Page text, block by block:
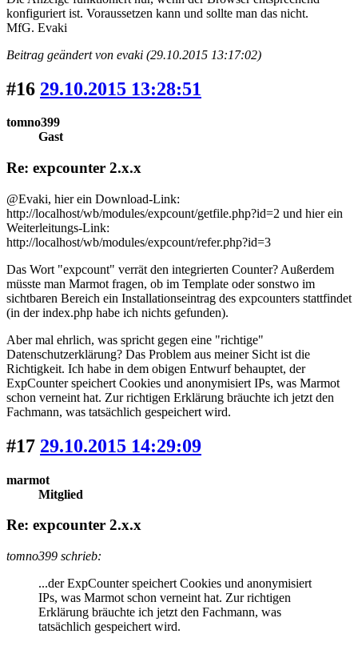
konfiguriert ist. Voraussetzen kann und sollte man das nicht.
MfG. Evaki
Beitrag geändert von evaki (29.10.2015 13:17:02)
#16 29.10.2015 13:28:51
tomno399
Gast
Re: expcounter 2.x.x
@Evaki, hier ein Download-Link:
http://localhost/wb/modules/expcount/getfile.php?id=2 und hier ein
Weiterleitungs-Link:
http://localhost/wb/modules/expcount/refer.php?id=3
Das Wort "expcount" verrät den integrierten Counter? Außerdem
müsste man Marmot fragen, ob im Template oder sonstwo im
sichtbaren Bereich ein Installationseintrag des expcounters stattfindet
(in der index.php habe ich nichts gefunden).
Aber mal ehrlich, was spricht gegen eine "richtige"
Datenschutzerklärung? Das Problem aus meiner Sicht ist die
Richtigkeit. Ich habe in dem obigen Entwurf behauptet, der
ExpCounter speichert Cookies und anonymisiert IPs, was Marmot
schon verneint hat. Zur richtigen Erklärung bräuchte ich jetzt den
Fachmann, was tatsächlich gespeichert wird.
#17 29.10.2015 14:29:09
marmot
Mitglied
Re: expcounter 2.x.x
tomno399 schrieb:
...der ExpCounter speichert Cookies und anonymisiert
IPs, was Marmot schon verneint hat. Zur richtigen
Erklärung bräuchte ich jetzt den Fachmann, was
tatsächlich gespeichert wird.